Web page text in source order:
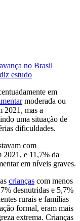
no Brasil
estudo
em
moderada ou
2021, mas a
uma situação de
dificuldades.
com
2021, e 11,7% da
em níveis graves.
crianças com menos
desnutridas e 5,7%
rurais e famílias
formal, eram mais
extrema. Crianças